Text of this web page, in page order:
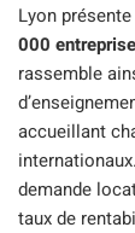
Lyon
000
rassemble
accueillant
demande
taux de